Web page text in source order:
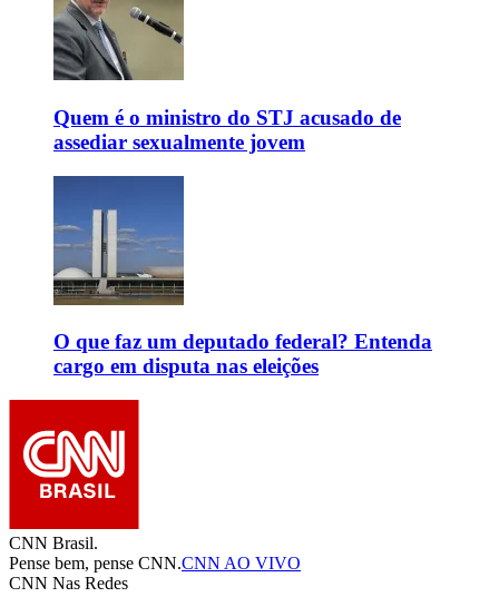
Quem é o ministro do STJ acusado de
assediar sexualmente jovem
O que faz um deputado federal? Entenda
cargo em disputa nas eleições
CNN Brasil.
Pense bem, pense CNN.CNN AO VIVO
CNN Nas Redes